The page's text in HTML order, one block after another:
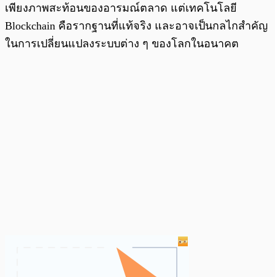
เพียงภาพสะท้อนของอารมณ์ตลาด แต่เทคโนโลยี
Blockchain คือรากฐานที่แท้จริง และอาจเป็นกลไกสำคัญ
ในการเปลี่ยนแปลงระบบต่าง ๆ ของโลกในอนาคต